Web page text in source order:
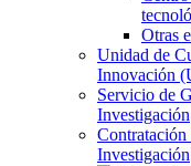
Otras
Unidad de
Innovación
Servicio de
Investigación
Contratación
Investigación